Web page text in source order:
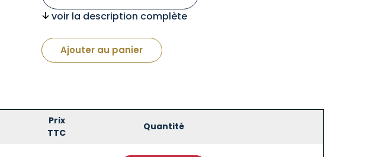
voir la description complète
Ajouter au panier
Prix
TTC
Quantité